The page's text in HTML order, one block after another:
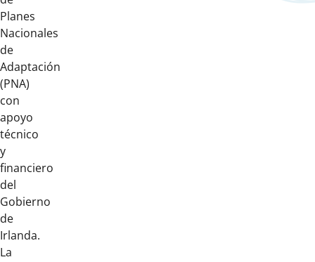
Planes
Nacionales
de
Adaptación
(PNA)
con
apoyo
técnico
y
financiero
del
Gobierno
de
Irlanda.
La